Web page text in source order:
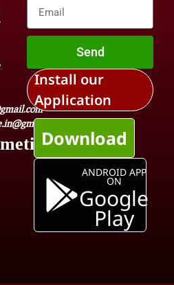
Send
Install our
Application
Download
ANDROID APP
ON
Google
Play